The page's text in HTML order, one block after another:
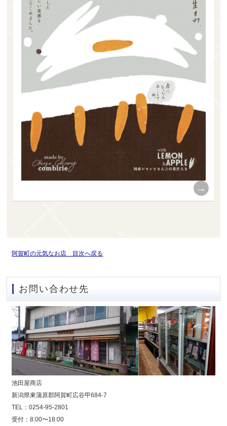
阿賀町の元気なお店 目次へ戻る
お問い合わせ先
池田屋商店
新潟県東蒲原郡阿賀町広谷甲684-7
TEL：0254-95-2801
受付：8:00〜18:00